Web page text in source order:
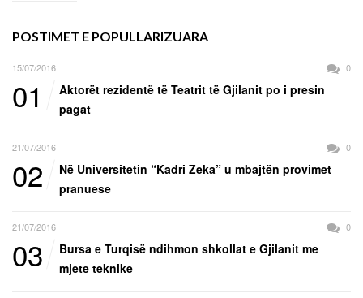
POSTIMET E POPULLARIZUARA
15/07/2016 0
01
Aktorët rezidentë të Teatrit të Gjilanit po i presin
pagat
21/07/2016 0
02
Në Universitetin “Kadri Zeka” u mbajtën provimet
pranuese
21/07/2016 0
03
Bursa e Turqisë ndihmon shkollat e Gjilanit me
mjete teknike